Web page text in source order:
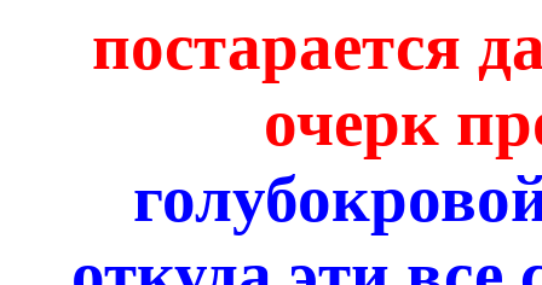
постарается
очерк